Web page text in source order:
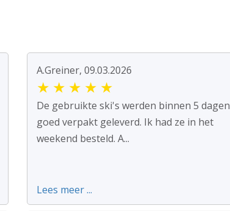
A.Greiner, 09.03.2026
★ ★ ★ ★ ★
De gebruikte ski's werden binnen 5 dagen
goed verpakt geleverd. Ik had ze in het
weekend besteld. A...
Lees meer ...